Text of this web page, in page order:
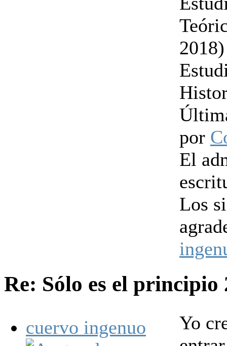
2018)
por
El
Los
Re: Sólo es el principio
cuervo ingenuo
Yo